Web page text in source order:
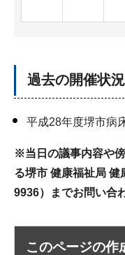
過去の開催状況
平成28年度堺市病
※当日の議事内容や
る堺市 健康福祉局
9936）までお問い合
このページの作